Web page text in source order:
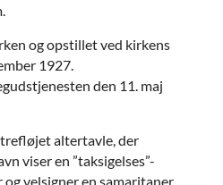
og opstillet ved kirkens
1927.
den 11. maj
trefløjet altertavle, der
viser en ”taksigelses”-
velsigner en samaritaner,